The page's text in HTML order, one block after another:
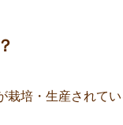
培・生産されてい